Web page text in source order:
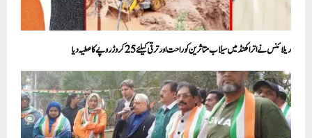
ریلائنس نے اتراکھنڈ میں سیلاب متاثرین کو راحت اور ترقی کیلئے 25 کروڑ روپے کاعطیہ دیا